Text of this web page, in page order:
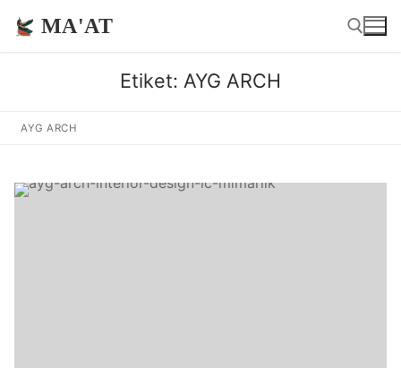
atla
MA'AT
Etiket: AYG ARCH
AYG ARCH